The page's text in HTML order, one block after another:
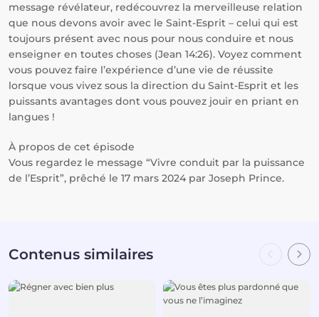
message révélateur, redécouvrez la merveilleuse relation
que nous devons avoir avec le Saint-Esprit – celui qui est
toujours présent avec nous pour nous conduire et nous
enseigner en toutes choses (Jean 14:26). Voyez comment
vous pouvez faire l’expérience d’une vie de réussite
lorsque vous vivez sous la direction du Saint-Esprit et les
puissants avantages dont vous pouvez jouir en priant en
langues !
À propos de cet épisode
Vous regardez le message “Vivre conduit par la puissance
de l’Esprit”, prêché le 17 mars 2024 par Joseph Prince.
Contenus similaires